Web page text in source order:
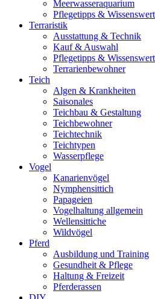
Meerwasseraquarium
Pflegetipps &
Terraristik
Ausstattung & Technik
Kauf & Auswahl
Pflegetipps &
Terrarienbewohner
Teich
Algen & Krankheiten
Saisonales
Teichbau & Gestaltung
Teichbewohner
Teichtechnik
Teichtypen
Wasserpflege
Vogel
Kanarienvögel
Nymphensittich
Papageien
Vogelhaltung allgemein
Wellensittiche
Wildvögel
Pferd
Ausbildung und Training
Gesundheit & Pflege
Haltung & Freizeit
Pferderassen